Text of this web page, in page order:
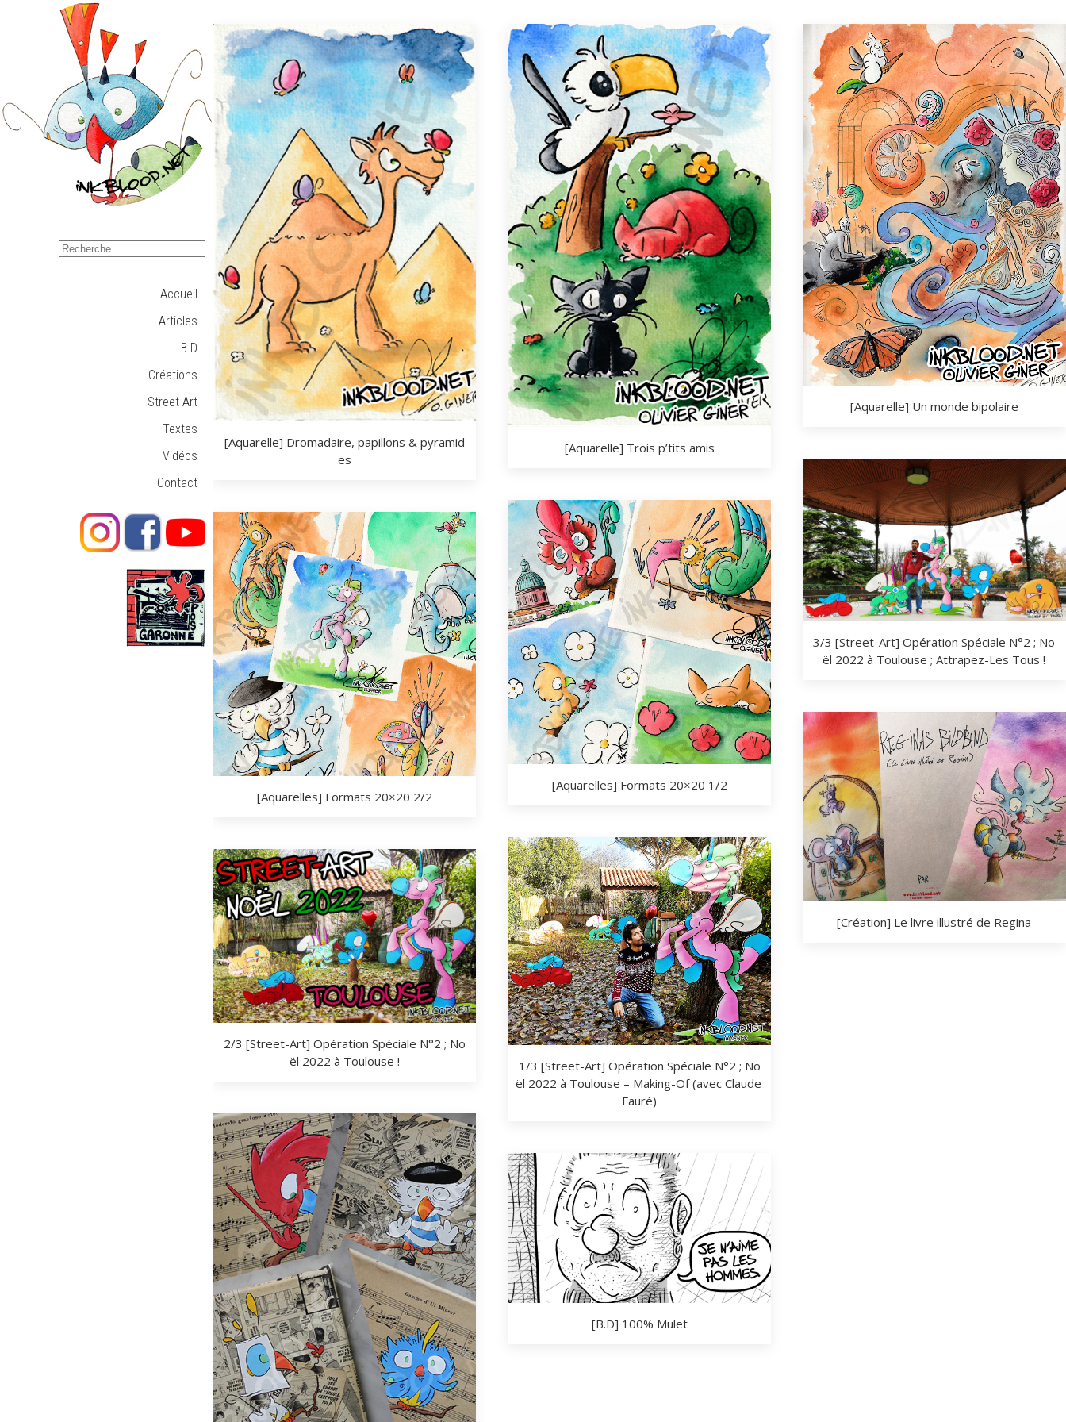
Accueil
Articles
B.D
Créations
Street Art
Textes
Vidéos
Contact
[Aquarelle] Dromadaire, papillons & pyramid
es
[Aquarelle] Trois p’tits amis
[Aquarelle] Un monde bipolaire
[Aquarelles] Formats 20×20 2/2
[Aquarelles] Formats 20×20 1/2
3/3 [Street-Art] Opération Spéciale N°2 ; No
ël 2022 à Toulouse ; Attrapez-Les Tous !
2/3 [Street-Art] Opération Spéciale N°2 ; No
ël 2022 à Toulouse !
1/3 [Street-Art] Opération Spéciale N°2 ; No
ël 2022 à Toulouse – Making-Of (avec Claude
Fauré)
[Création] Le livre illustré de Regina
[B.D] 100% Mulet